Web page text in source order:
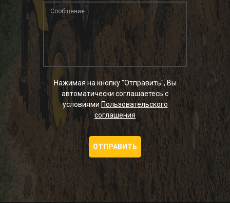
Нажимая на кнопку "Отправить", Вы
автоматически соглашаетесь с
условиями Пользовательского
соглашения
ОТПРАВИТЬ